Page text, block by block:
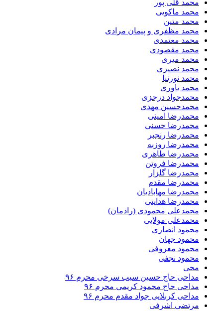
محمد قلی پور
محمد ماکویی
محمد متین
محمد مظفری و پیمان مرادی
محمد معتمدی
محمد مقصودی
محمد میری
محمد نصیری
محمد نورنیا
محمد یاوری
محمدجواد درجزی
محمدحسین مهدی
محمدرضا امینی
محمدرضا حسنی
محمدرضا رنجبر
محمدرضا روزبه
محمدرضا طاهری
محمدرضا فروتن
محمدرضا گلزار
محمدرضا مقدم
محمدرضا مهابادیان
محمدرضا هدایتی
محمدعلی محمودی (رادمان)
محمدعلی مولایی
محمود انصاری
محمود جهان
محمود معروفی
محمود نجفی
محی
مداحی حاج حسین سیب سرخی محرم ۹۶
مداحی حاج محمود کریمی محرم ۹۶
مداحی کربلایی جواد مقدم محرم ۹۶
مرتضی اشرفی